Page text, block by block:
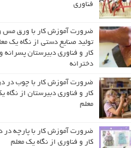
فناوری
ضرورت آموزش کار با ورق مس
تولید صنایع دستی از نگاه یک
کار و فناوری دبیرستان پسرانه و
دخترانه
ضرورت آموزش کار با چوب در
کار و فناوری دبیرستان از نگاه
معلم
ضرورت آموزش کار با پارچه
کار و فناوری از نگاه یک معلم